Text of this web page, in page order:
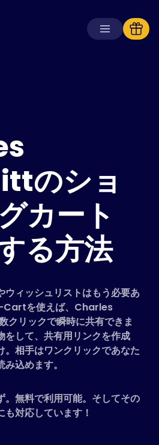
ーション
者向け
け
向け
Plus+を入手
ログイン
ストア
ある質問
ツーガイド
語 (Japanese)
のショ
カート
る方法
ウィッシュリストはもう必要あ
Cartを使えば、Charles
リックで瞬時に共有できま
をして、共有用リンクを作成
。相手はワンクリックであなた
込めます。
。無料で利用可能。そしてその
対応しています！